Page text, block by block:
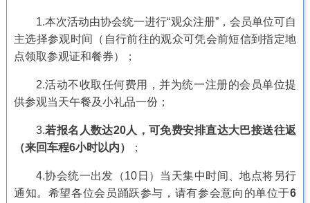
1.本次活动由协会统一进行“观众注册”，会员单位可自
主选择参观时间（自行前往的观众可凭会前短信到指定地
点领取参观证和餐券）；
2.活动不收取任何费用，并为统一注册的会员单位提
供参观当天午餐及小礼品一份；
3.若报名人数达20人，可免费安排直达大巴接送往返
（来回车程6小时以内）
；
4.协会统一出发（10日）当天集中时间、地点将另行
通知。希望各位会员踊跃参与，请有参会意向的单位于6